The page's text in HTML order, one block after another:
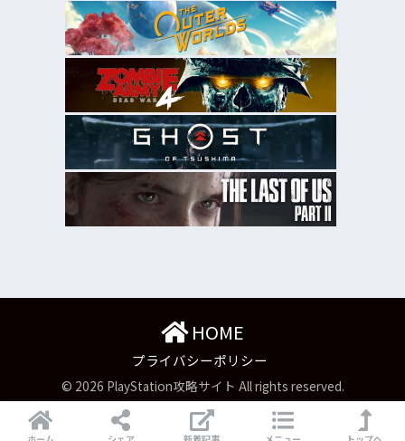
HOME
プライバシーポリシー
© 2026 PlayStation攻略サイト All rights reserved.